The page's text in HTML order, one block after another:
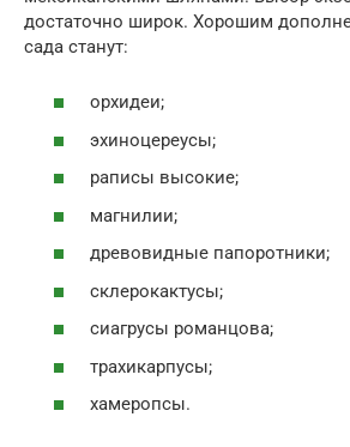
достаточно широк. Хорошим
сада станут:
орхидеи;
эхиноцереусы;
раписы высокие;
магнилии;
древовидные папоротники;
склерокактусы;
сиагрусы романцова;
трахикарпусы;
хамеропсы.